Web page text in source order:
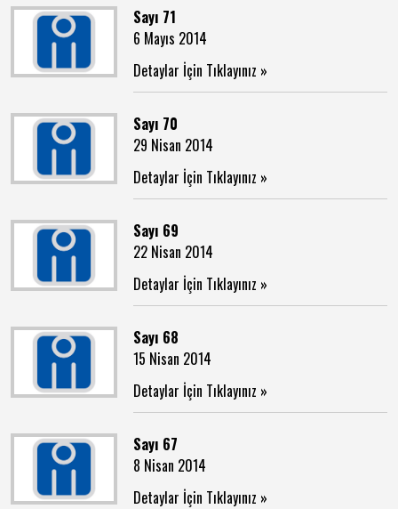
Sayı 71
6 Mayıs 2014
Detaylar İçin Tıklayınız »
Sayı 70
29 Nisan 2014
Detaylar İçin Tıklayınız »
Sayı 69
22 Nisan 2014
Detaylar İçin Tıklayınız »
Sayı 68
15 Nisan 2014
Detaylar İçin Tıklayınız »
Sayı 67
8 Nisan 2014
Detaylar İçin Tıklayınız »